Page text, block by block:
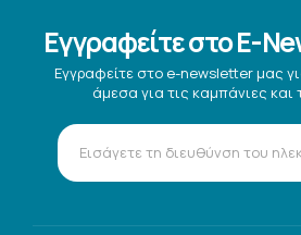
Εγγραφείτε στο E-
Εγγραφείτε στο e-newsletter μας
άμεσα για τις καμπάνιες και